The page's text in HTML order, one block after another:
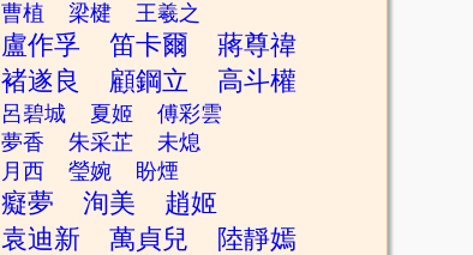
曹植
梁楗 王羲之
盧作孚 笛卡爾
蔣尊禕
褚遂良
顧鋼立 高斗權
呂碧城 夏姬
傅彩雲
夢香
朱采芷
未熄
月西
瑩婉 盼煙
癡夢 洵美
趙姬
袁迪新
萬貞兒 陸靜嫣